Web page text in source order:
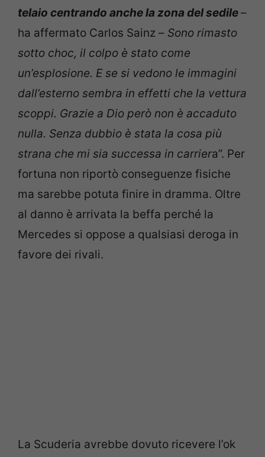
telaio centrando anche la zona del sedile–
ha affermato Carlos Sainz – Sono rimasto
sotto choc, il colpo è stato come
un’esplosione. E se si vedono le immagini
dall’esterno sembra in effetti che la vettura
scoppi. Grazie a Dio però non è accaduto
nulla. Senza dubbio è stata la cosa più
strana che mi sia successa in carriera”. Per
fortuna non riportò conseguenze fisiche
ma sarebbe potuta finire in dramma. Oltre
al danno è arrivata la beffa perché la
Mercedes si oppose a qualsiasi deroga in
favore dei rivali.
La Scuderia avrebbe dovuto ricevere l’ok